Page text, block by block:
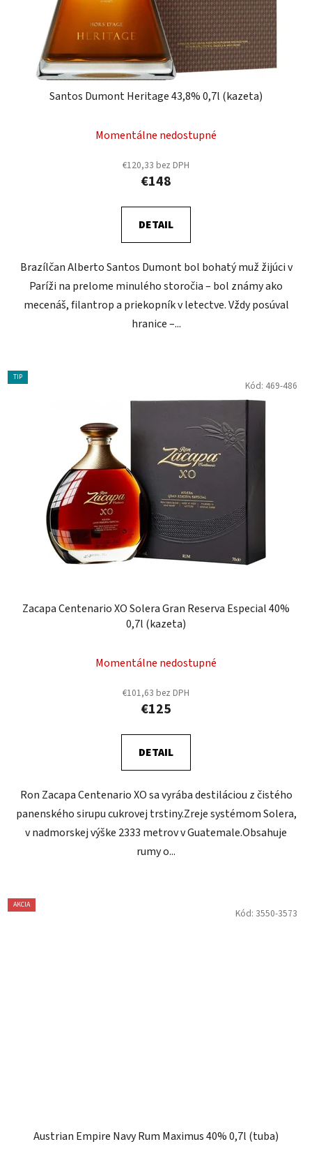
Santos Dumont Heritage 43,8% 0,7l (kazeta)
Momentálne nedostupné
€120,33 bez DPH
€148
DETAIL
Brazílčan Alberto Santos Dumont bol bohatý muž žijúci v
Paríži na prelome minulého storočia – bol známy ako
mecenáš, filantrop a priekopník v letectve. Vždy posúval
hranice –...
TIP
Zacapa Centenario XO Solera Gran Reserva Especial 40%
0,7l (kazeta)
Momentálne nedostupné
€101,63 bez DPH
€125
DETAIL
Ron Zacapa Centenario XO sa vyrába destiláciou z čistého
panenského sirupu cukrovej trstiny.Zreje systémom Solera,
v nadmorskej výške 2333 metrov v Guatemale.Obsahuje
rumy o...
Kód: 469-486
AKCIA
Austrian Empire Navy Rum Maximus 40% 0,7l (tuba)
Kód: 3550-3573